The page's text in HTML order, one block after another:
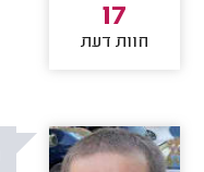
17
חוות דעת